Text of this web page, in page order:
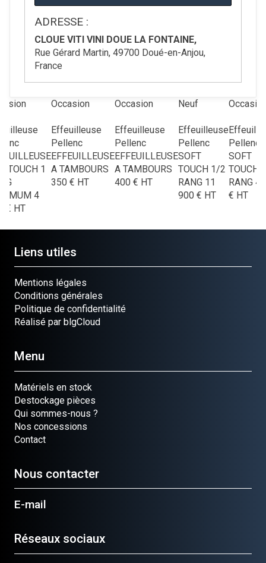
ADRESSE :
CLOUE VITI VINI DOUE LA FONTAINE,
Rue Gérard Martin, 49700 Doué-en-Anjou,
France
TOUCH 1
4
€ HT
Occasion
Effeuilleuse
Pellenc
EFFEUILLEUSE
A TAMBOURS
350 € HT
Occasion
Effeuilleuse
Pellenc
EFFEUILLEUSE
A TAMBOURS
400 € HT
Neuf
Effeuilleuse
Pellenc
SOFT
TOUCH 1/2
RANG 11
900 € HT
Pellenc
SOFT
TOUCH 1
RANG 4
€ HT
Liens utiles
Mentions légales
Conditions générales
Politique de confidentialité
Réalisé par blgCloud
Menu
Matériels en stock
Destockage pièces
Qui sommes-nous ?
Nos concessions
Contact
Nous contacter
E-mail
Réseaux sociaux